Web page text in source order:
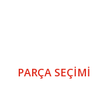
PARÇA SEÇIMI